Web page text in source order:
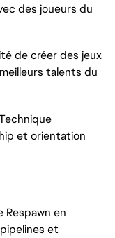
des joueurs du
de créer des jeux
talents du
et orientation
Respawn en
et